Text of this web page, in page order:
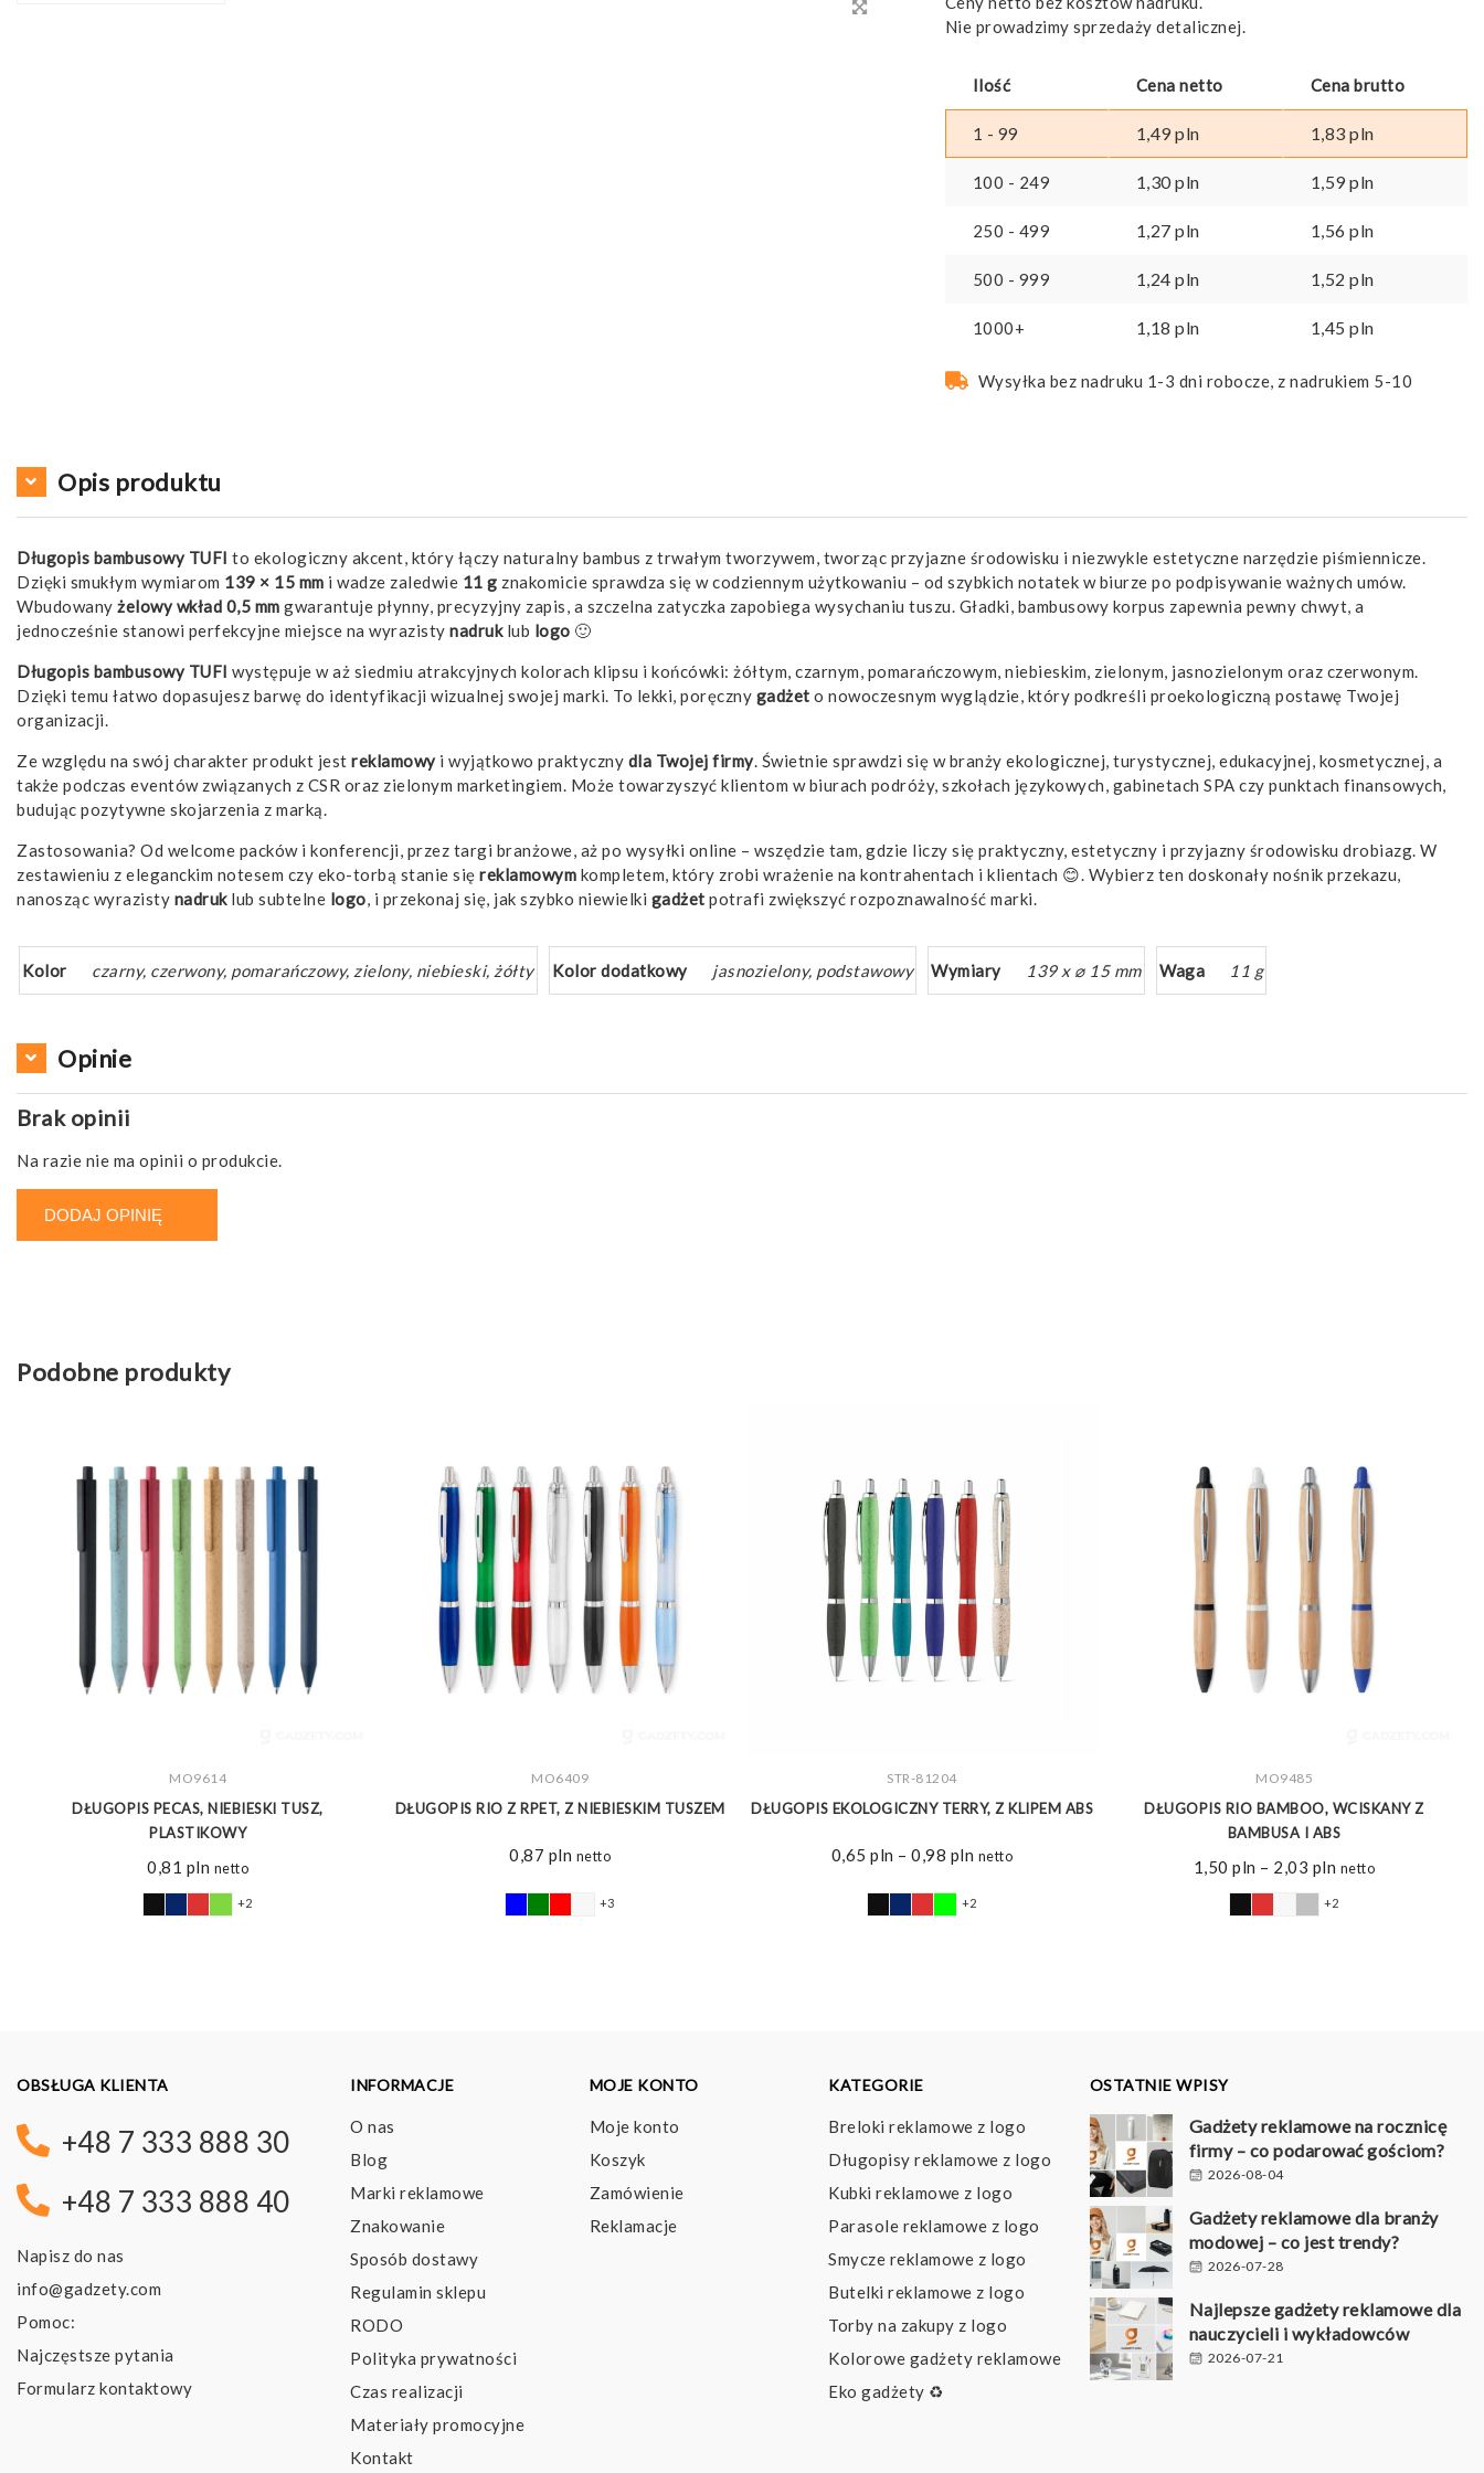
Nie prowadzimy sprzedaży detalicznej.
Ilość Cena netto Cena brutto
1 - 99 1,49pln 1,83pln
100 - 249 1,30pln 1,59pln
250 - 499 1,27pln 1,56pln
500 - 999 1,24pln 1,52pln
1000+ 1,18pln 1,45pln
Wysyłka bez nadruku 1-3 dni robocze, z nadrukiem 5-10
Opis produktu
Długopis bambusowy TUFI to ekologiczny akcent, który łączy naturalny bambus z trwałym tworzywem, tworząc przyjazne środowisku i niezwykle estetyczne narzędzie piśmiennicze.
Dzięki smukłym wymiarom 139 × 15 mm i wadze zaledwie 11 g znakomicie sprawdza się w codziennym użytkowaniu – od szybkich notatek w biurze po podpisywanie ważnych umów.
Wbudowany żelowy wkład 0,5 mm gwarantuje płynny, precyzyjny zapis, a szczelna zatyczka zapobiega wysychaniu tuszu. Gładki, bambusowy korpus zapewnia pewny chwyt, a
jednocześnie stanowi perfekcyjne miejsce na wyrazisty nadruklub logo 🙂
Długopis bambusowy TUFI występuje w aż siedmiu atrakcyjnych kolorach klipsu i końcówki: żółtym, czarnym, pomarańczowym, niebieskim, zielonym, jasnozielonym oraz czerwonym.
Dzięki temu łatwo dopasujesz barwę do identyfikacji wizualnej swojej marki. To lekki, poręczny gadżet o nowoczesnym wyglądzie, który podkreśli proekologiczną postawę Twojej
organizacji.
Ze względu na swój charakter produkt jest reklamowyi wyjątkowo praktyczny dla Twojej firmy. Świetnie sprawdzi się w branży ekologicznej, turystycznej, edukacyjnej, kosmetycznej, a
także podczas eventów związanych z CSR oraz zielonym marketingiem. Może towarzyszyć klientom w biurach podróży, szkołach językowych, gabinetach SPA czy punktach finansowych,
budując pozytywne skojarzenia z marką.
Zastosowania? Od welcome packów i konferencji, przez targi branżowe, aż po wysyłki online – wszędzie tam, gdzie liczy się praktyczny, estetyczny i przyjazny środowisku drobiazg. W
zestawieniu z eleganckim notesem czy eko-torbą stanie się reklamowym kompletem, który zrobi wrażenie na kontrahentach i klientach 😊. Wybierz ten doskonały nośnik przekazu,
nanosząc wyrazisty nadruklub subtelne logo , i przekonaj się, jak szybko niewielki gadżet potrafi zwiększyć rozpoznawalność marki.
Kolor czarny, czerwony, pomarańczowy, zielony, niebieski, żółty Kolor dodatkowy jasnozielony, podstawowy Wymiary 139 x ⌀ 15 mm Waga 11 g
Opinie
Brak opinii
Na razie nie ma opinii o produkcie.
DODAJ OPINIĘ
Podobne produkty
ZOBACZ WIĘCEJ
MO9614
DŁUGOPIS PECAS, NIEBIESKI TUSZ,
PLASTIKOWY
0,81 pln netto
+2
ZOBACZ WIĘCEJ
MO6409
DŁUGOPIS RIO Z RPET, Z NIEBIESKIM TUSZEM
0,87 pln netto
+3
ZOBACZ WIĘCEJ
STR-81204
DŁUGOPIS EKOLOGICZNY TERRY, Z KLIPEM ABS
0,65pln – 0,98 pln Zakres
0,65 pln
netto
+2
ZOBACZ WIĘCEJ
MO9485
DŁUGOPIS RIO BAMBOO, WCISKANY Z
BAMBUSA I ABS
1,50pln – 2,03 pln Zakres
od
netto
+2
OBSŁUGA KLIENTA
+48 7 333 888 30
+48 7 333 888 40
Napisz do nas
info@gadzety.com
Pomoc:
Najczęstsze pytania
Formularz kontaktowy
INFORMACJE
O nas
Blog
Marki reklamowe
Znakowanie
Sposób dostawy
Regulamin sklepu
RODO
Polityka prywatności
Czas realizacji
Materiały promocyjne
Kontakt
MOJE KONTO
Moje konto
Koszyk
Zamówienie
Reklamacje
KATEGORIE
Breloki reklamowe z logo
Długopisy reklamowe z logo
Kubki reklamowe z logo
Parasole reklamowe z logo
Smycze reklamowe z logo
Butelki reklamowe z logo
Torby na zakupy z logo
Kolorowe gadżety reklamowe
Eko gadżety ♻️
OSTATNIE WPISY
Gadżety reklamowe na rocznicę
firmy – co podarować gościom?
2026-08-04
Gadżety reklamowe dla branży
modowej – co jest trendy?
2026-07-28
Najlepsze gadżety reklamowe dla
nauczycieli i wykładowców
2026-07-21